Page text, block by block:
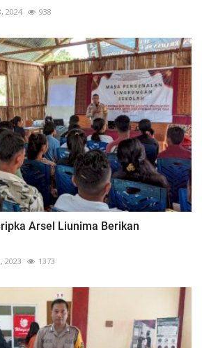
2024 938
Arsel Liunima Berikan
2023 1373